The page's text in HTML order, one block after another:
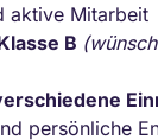
aktive Mitarbeit
B
persönliche